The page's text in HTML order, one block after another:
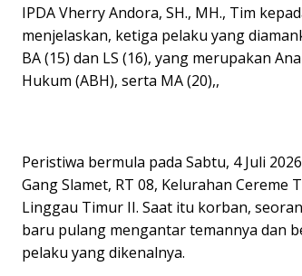
IPDA Vherry Andora, SH., MH., Tim
menjelaskan, ketiga pelaku yang
BA (15) dan LS (16), yang merupakan
Hukum (ABH), serta MA (20),,
Peristiwa bermula pada Sabtu, 4 Juli
Gang Slamet, RT 08, Kelurahan Cereme
Linggau Timur II. Saat itu korban,
baru pulang mengantar temannya dan
pelaku yang dikenalnya.